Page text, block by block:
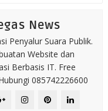
News
Penyalur Suara Publik.
Website dan
Berbasis IT. Free
085742226600